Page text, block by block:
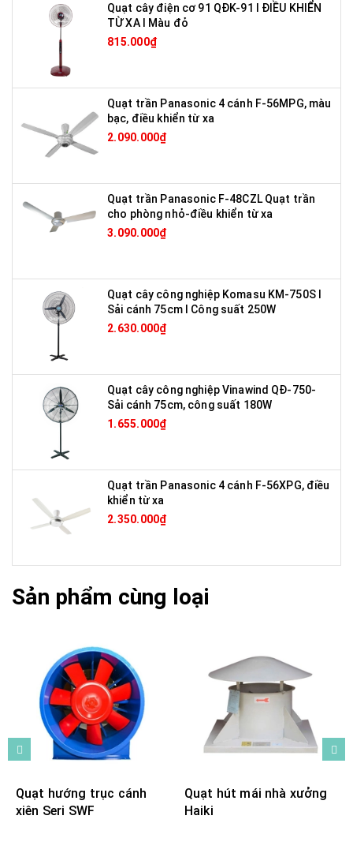
Quạt cây điện cơ 91 QĐK-91 I ĐIỀU KHIỂN
TỪ XA I Màu đỏ
815.000₫
Quạt trần Panasonic 4 cánh F-56MPG, màu
bạc, điều khiển từ xa
2.090.000₫
Quạt trần Panasonic F-48CZL Quạt trần
cho phòng nhỏ-điều khiển từ xa
3.090.000₫
Quạt cây công nghiệp Komasu KM-750S I
Sải cánh 75cm I Công suất 250W
2.630.000₫
Quạt cây công nghiệp Vinawind QĐ-750-
Sải cánh 75cm, công suất 180W
1.655.000₫
Quạt trần Panasonic 4 cánh F-56XPG, điều
khiển từ xa
2.350.000₫
Sản phẩm cùng loại
Quạt hướng trục cánh
xiên Seri SWF
Quạt hút mái nhà xưởng
Haiki